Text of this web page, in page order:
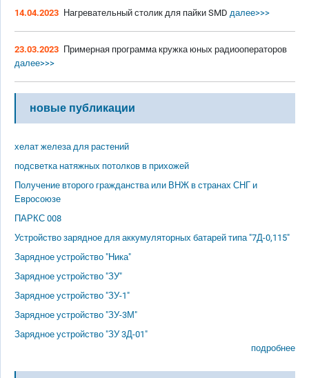
14.04.2023 Нагревательный столик для пайки SMD далее>>>
23.03.2023 Примерная программа кружка юных радиооператоров
далее>>>
новые публикации
хелат железа для растений
подсветка натяжных потолков в прихожей
Получение второго гражданства или ВНЖ в странах СНГ и
Евросоюзе
ПАРКС 008
Устройство зарядное для аккумуляторных батарей типа "7Д-0,115"
Зарядное устройство "Ника"
Зарядное устройство "ЗУ"
Зарядное устройство "ЗУ-1"
Зарядное устройство "ЗУ-3М"
Зарядное устройство "ЗУ 3Д-01"
подробнее